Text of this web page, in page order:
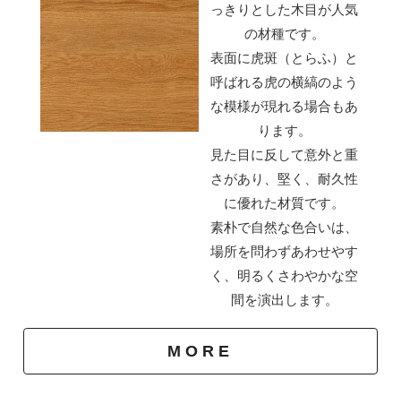
調整可能な丁番
永くお使いいただくと、扉の開閉の繰り返しが原因でネ
ジが緩み、がたつきを起こすことがあります。
その場合はドライバーでネジを閉めなおし調整すること
っきりとした木目が人気
の材種です。
表面に虎斑（とらふ）と
呼ばれる虎の横縞のよう
な模様が現れる場合もあ
ります。
見た目に反して意外と重
さがあり、堅く、耐久性
に優れた材質です。
素朴で自然な色合いは、
場所を問わずあわせやす
く、明るくさわやかな空
間を演出します。
MORE